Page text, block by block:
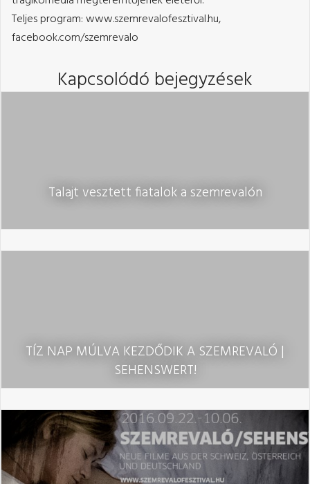
Teljes program: www.szemrevalofesztival.hu,
facebook.com/szemrevalo
Kapcsolódó bejegyzések
Talajt vesztett fiatalok a szemrevalón
TÍZ NAP MÚLVA KEZDŐDIK A SZEMREVALÓ |
SEHENSWERT!